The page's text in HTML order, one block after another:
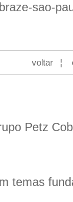
sao-
voltar ¦
Petz
temas